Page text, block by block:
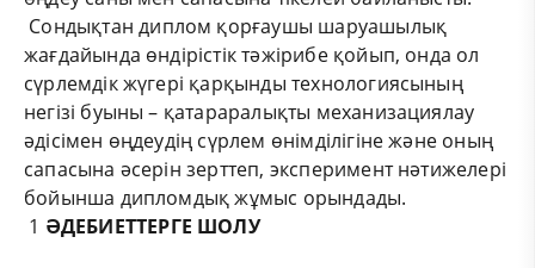
Сондықтан диплом қорғаушы шаруашылық
жағдайында өндірістік тәжірибе қойып, онда ол
сүрлемдік жүгері қарқынды технологиясының
негізі буыны – қатараралықты механизациялау
әдісімен өңдеудің сүрлем өнімділігіне және оның
сапасына әсерін зерттеп, эксперимент нәтижелері
бойынша дипломдық жұмыс орындады.
1 ӘДЕБИЕТТЕРГЕ ШОЛУ